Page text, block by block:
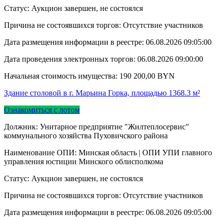
Статус: Аукцион завершен, не состоялся
Причина не состоявшихся торгов: Отсутствие участников
Дата размещения информации в реестре: 06.08.2026 09:05:00
Дата проведения электронных торгов: 06.08.2026 09:00:00
Начальная стоимость имущества: 190 200,00 BYN
Здание столовой в г. Марьина Горка, площадью 1368.3 м²
Ознакомиться с лотом
Должник: Унитарное предприятие "Жилтеплосервис"
коммунального хозяйства Пуховичского района
Наименование ОПИ: Минская область | ОПИ УПИ главного
управления юстиции Минского облисполкома
Статус: Аукцион завершен, не состоялся
Причина не состоявшихся торгов: Отсутствие участников
Дата размещения информации в реестре: 06.08.2026 09:05:00